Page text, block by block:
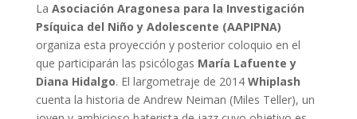
La Asociación Aragonesa para la Investigación
Psíquica del Niño y Adolescente (AAPIPNA)
organiza esta proyección y posterior coloquio en el
que participarán las psicólogas María Lafuente y
Diana Hidalgo. El largometraje de 2014 Whiplash
cuenta la historia de Andrew Neiman (Miles Teller), un